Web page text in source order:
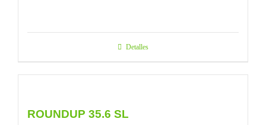
Detalles
ROUNDUP 35.6 SL